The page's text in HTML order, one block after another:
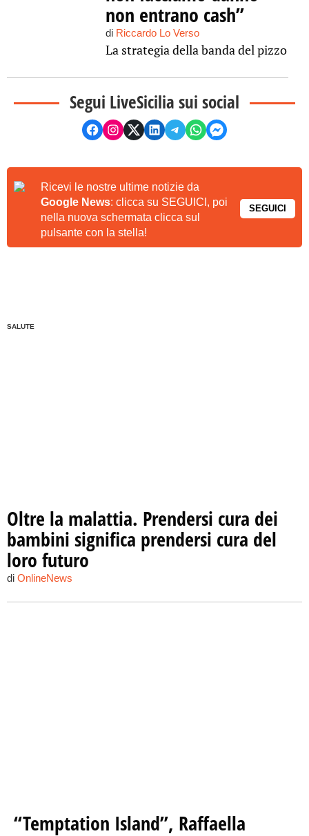
non entrano cash”
di Riccardo Lo Verso
La strategia della banda del pizzo
Segui LiveSicilia sui social
Ricevi le nostre ultime notizie da
Google News: clicca su SEGUICI, poi
nella nuova schermata clicca sul
pulsante con la stella!
SEGUICI
SALUTE
Oltre la malattia. Prendersi cura dei
bambini significa prendersi cura del
loro futuro
di OnlineNews
“Temptation Island”, Raffaella